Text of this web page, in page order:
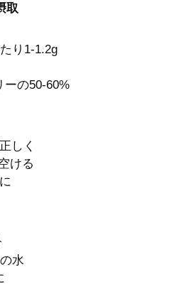
取
り1-1.2g
ーの50-60%
しく
ける
水